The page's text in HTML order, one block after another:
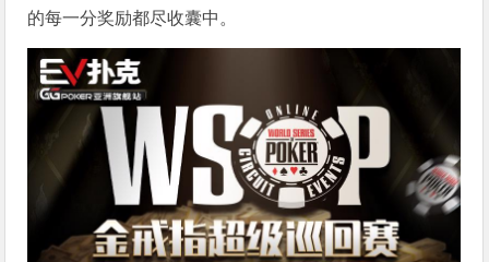
的每一分奖励都尽收囊中。